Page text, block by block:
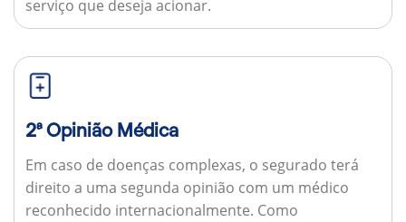
serviço que deseja acionar.
2ª Opinião Médica
Em caso de doenças complexas, o segurado terá
direito a uma segunda opinião com um médico
reconhecido internacionalmente. Como